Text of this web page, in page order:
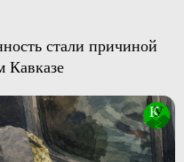
стали причиной
Кавказе